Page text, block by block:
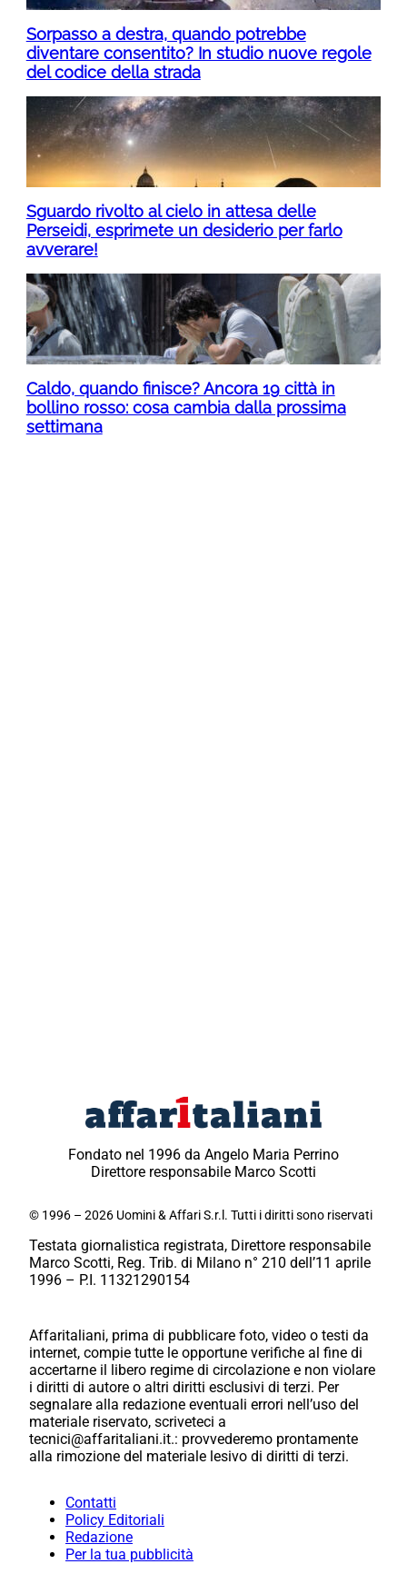
Sorpasso a destra, quando potrebbe
diventare consentito? In studio nuove regole
del codice della strada
Sguardo rivolto al cielo in attesa delle
Perseidi, esprimete un desiderio per farlo
avverare!
Caldo, quando finisce? Ancora 19 città in
bollino rosso: cosa cambia dalla prossima
settimana
Fondato nel 1996 da Angelo Maria Perrino
Direttore responsabile Marco Scotti
© 1996 – 2026 Uomini & Affari S.r.l. Tutti i diritti sono riservati
Testata giornalistica registrata, Direttore responsabile
Marco Scotti, Reg. Trib. di Milano n° 210 dell’11 aprile
1996 – P.I. 11321290154
Affaritaliani, prima di pubblicare foto, video o testi da
internet, compie tutte le opportune verifiche al fine di
accertarne il libero regime di circolazione e non violare
i diritti di autore o altri diritti esclusivi di terzi. Per
segnalare alla redazione eventuali errori nell’uso del
materiale riservato, scriveteci a
tecnici@affaritaliani.it.: provvederemo prontamente
alla rimozione del materiale lesivo di diritti di terzi.
Contatti
Policy Editoriali
Redazione
Per la tua pubblicità